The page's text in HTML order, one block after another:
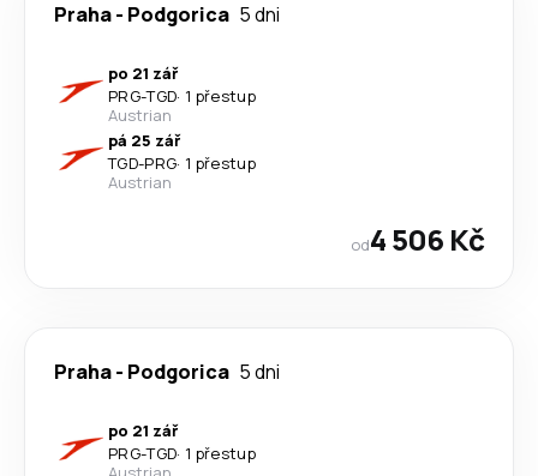
Praha- Podgorica 5 dni
po 21 zář
PRG-TGD· 1 přestup
Austrian
pá 25 zář
TGD-PRG· 1 přestup
Austrian
od4 506 Kč
Praha- Podgorica 5 dni
po 21 zář
PRG-TGD· 1 přestup